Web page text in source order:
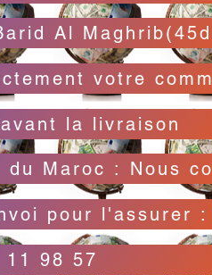
Al
votre
la livraison
Maroc : Nous
98 57